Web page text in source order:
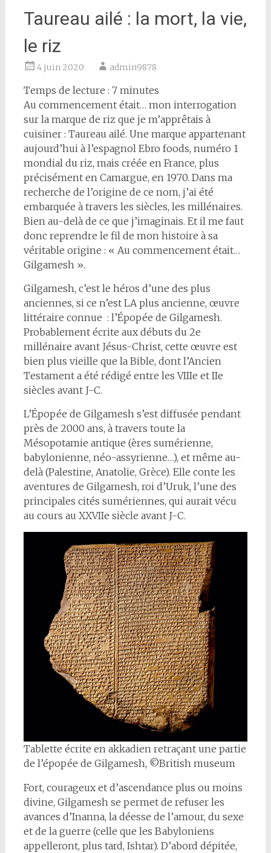
Taureau ailé : la mort, la vie,
le riz
4 juin 2020 admin9878
Temps de lecture : 7 minutes
Au commencement était… mon interrogation
sur la marque de riz que je m’apprêtais à
cuisiner : Taureau ailé. Une marque appartenant
aujourd’hui à l’espagnol Ebro foods, numéro 1
mondial du riz, mais créée en France, plus
précisément en Camargue, en 1970. Dans ma
recherche de l’origine de ce nom, j’ai été
embarquée à travers les siècles, les millénaires.
Bien au-delà de ce que j’imaginais. Et il me faut
donc reprendre le fil de mon histoire à sa
véritable origine : « Au commencement était…
Gilgamesh ».
Gilgamesh, c’est le héros d’une des plus
anciennes, si ce n’est LA plus ancienne, œuvre
littéraire connue : l’Épopée de Gilgamesh.
Probablement écrite aux débuts du 2e
millénaire avant Jésus-Christ, cette œuvre est
bien plus vieille que la Bible, dont l’Ancien
Testament a été rédigé entre les VIIIe et IIe
siècles avant J-C.
L’Épopée de Gilgamesh s’est diffusée pendant
près de 2000 ans, à travers toute la
Mésopotamie antique (ères sumérienne,
babylonienne, néo-assyrienne…), et même au-
delà (Palestine, Anatolie, Grèce). Elle conte les
aventures de Gilgamesh, roi d’Uruk, l’une des
principales cités sumériennes, qui aurait vécu
au cours au XXVIIe siècle avant J-C.
Tablette écrite en akkadien retraçant une partie
de l’épopée de Gilgamesh, ©British museum
Fort, courageux et d’ascendance plus ou moins
divine, Gilgamesh se permet de refuser les
avances d’Inanna, la déesse de l’amour, du sexe
et de la guerre (celle que les Babyloniens
appelleront, plus tard, Ishtar). D’abord dépitée,